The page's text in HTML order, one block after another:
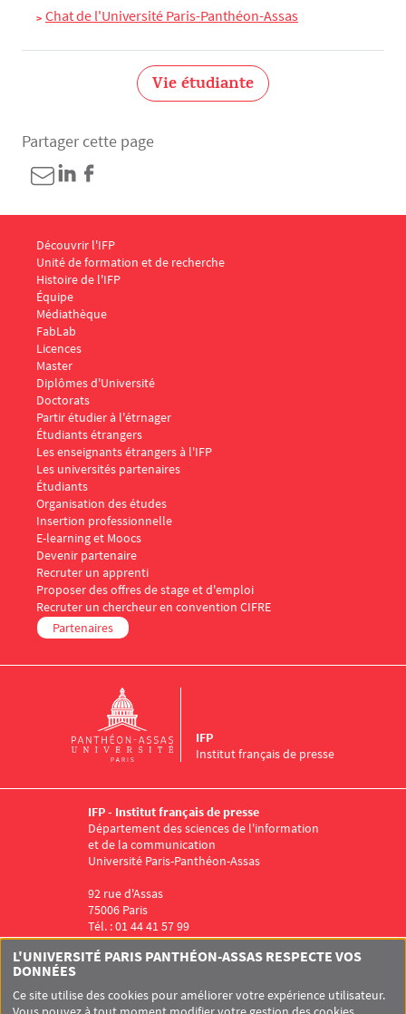
Chat de l'Université Paris-Panthéon-Assas
Vie étudiante
Partager cette page
Menu Footer IFP 1
Découvrir l'IFP
Unité de formation et de recherche
Histoire de l'IFP
Équipe
Médiathèque
FabLab
Menu Footer IFP 2
Licences
Master
Diplômes d'Université
Doctorats
Menu Footer IFP 3
Partir étudier à l'étrnager
Étudiants étrangers
Les enseignants étrangers à l'IFP
Les universités partenaires
Menu Footer IFP 4
Étudiants
Organisation des études
Insertion professionnelle
E-learning et Moocs
Menu Footer IFP 5
Devenir partenaire
Recruter un apprenti
Proposer des offres de stage et d'emploi
Recruter un chercheur en convention CIFRE
Partenaires
Institut français de presse
IFP
IFP - Institut français de presse
Département des sciences de l'information
et de la communication
Université Paris-Panthéon-Assas
92 rue d'Assas
75006 Paris
Tél. : 01 44 41 57 99
Menu RS IFP
L'UNIVERSITÉ PARIS PANTHÉON-ASSAS RESPECTE VOS
DONNÉES
Ce site utilise des cookies pour améliorer votre expérience utilisateur.